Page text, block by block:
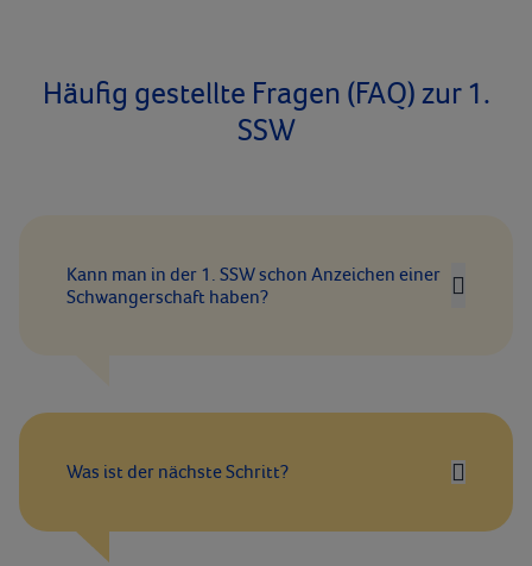
Häufig gestellte Fragen (FAQ) zur 1.
SSW
Kann man in der 1. SSW schon Anzeichen einer
Schwangerschaft haben?
Was ist der nächste Schritt?